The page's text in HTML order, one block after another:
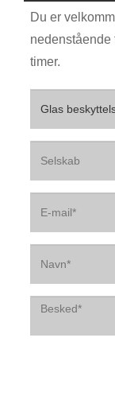
Du er
nedenstående
timer.